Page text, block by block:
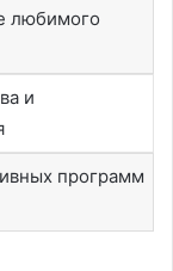
любимого
и
программ